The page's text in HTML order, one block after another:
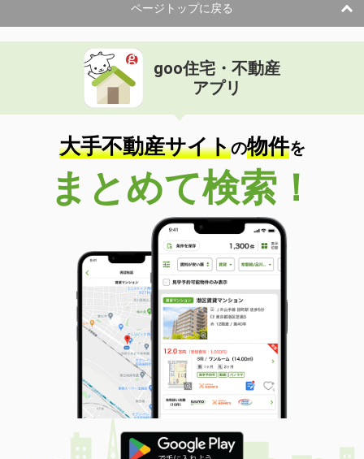
間取り
1K
静岡県浜松市浜名区都田町
価 格
住 所
静岡県浜松市浜名区都田町
専有面積 26.49m²
間取り
1K
静岡県焼津市三ケ名
価 格
6万円
静岡県焼津市三ケ名
44.32m²
間取り
1LDK
静岡県浜松市浜名区寺島
価 格
5.90万円
住 所
静岡県浜松市浜名区寺島
専有面積 48.18m²
間取り
1LDK
静岡県掛川市逆川
価 格
5.50万円
ページトップに戻る
goo住宅・不動産
アプリ
大手不動産サイトの物件を
まとめて検索！